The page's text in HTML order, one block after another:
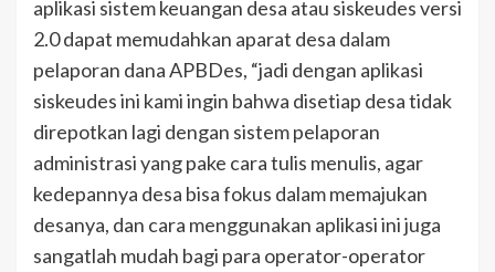
aplikasi sistem keuangan desa atau siskeudes versi
2.0 dapat memudahkan aparat desa dalam
pelaporan dana APBDes, “jadi dengan aplikasi
siskeudes ini kami ingin bahwa disetiap desa tidak
direpotkan lagi dengan sistem pelaporan
administrasi yang pake cara tulis menulis, agar
kedepannya desa bisa fokus dalam memajukan
desanya, dan cara menggunakan aplikasi ini juga
sangatlah mudah bagi para operator-operator